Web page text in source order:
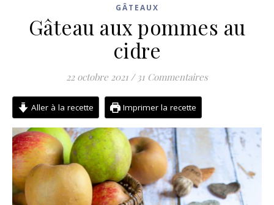
GÂTEAUX
Gâteau aux pommes au
cidre
22 octobre 2021 / 31 Commentaires
Aller à la recette Imprimer la recette